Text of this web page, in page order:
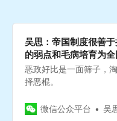
吴思：帝国制度很善
的弱点和毛病培育为
恶政好比是一面筛子，
择恶棍。
微信公众平台 吴